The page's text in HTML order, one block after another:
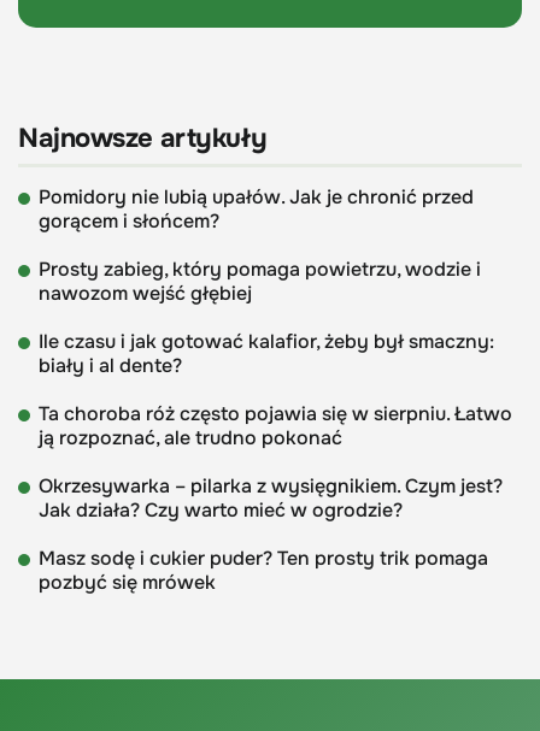
Najnowsze artykuły
Pomidory nie lubią upałów. Jak je chronić przed
gorącem i słońcem?
Prosty zabieg, który pomaga powietrzu, wodzie i
nawozom wejść głębiej
Ile czasu i jak gotować kalafior, żeby był smaczny:
biały i al dente?
Ta choroba róż często pojawia się w sierpniu. Łatwo
ją rozpoznać, ale trudno pokonać
Okrzesywarka – pilarka z wysięgnikiem. Czym jest?
Jak działa? Czy warto mieć w ogrodzie?
Masz sodę i cukier puder? Ten prosty trik pomaga
pozbyć się mrówek